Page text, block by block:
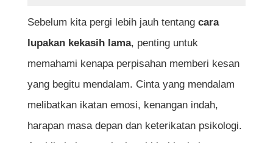
Hidup
7. Elakkan Diri Daripada Nostalgia
8. Belajar Memaafkan dan Melepaskan
9. Berdoa dan Mohon Kekuatan dari Tuhan
10. Percaya Bahawa Masa Akan
Sebelum kita pergi lebih jauh tentang cara
lupakan kekasih lama, penting untuk
memahami kenapa perpisahan memberi kesan
yang begitu mendalam. Cinta yang mendalam
melibatkan ikatan emosi, kenangan indah,
harapan masa depan dan keterikatan psikologi.